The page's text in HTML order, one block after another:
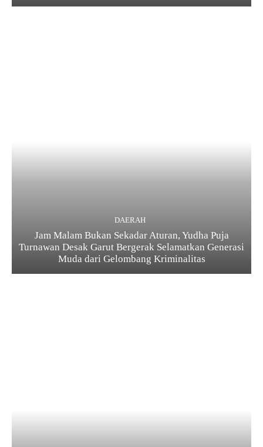
DAERAH
Jam Malam Bukan Sekadar Aturan, Yudha Puja
Turnawan Desak Garut Bergerak Selamatkan Generasi
Muda dari Gelombang Kriminalitas